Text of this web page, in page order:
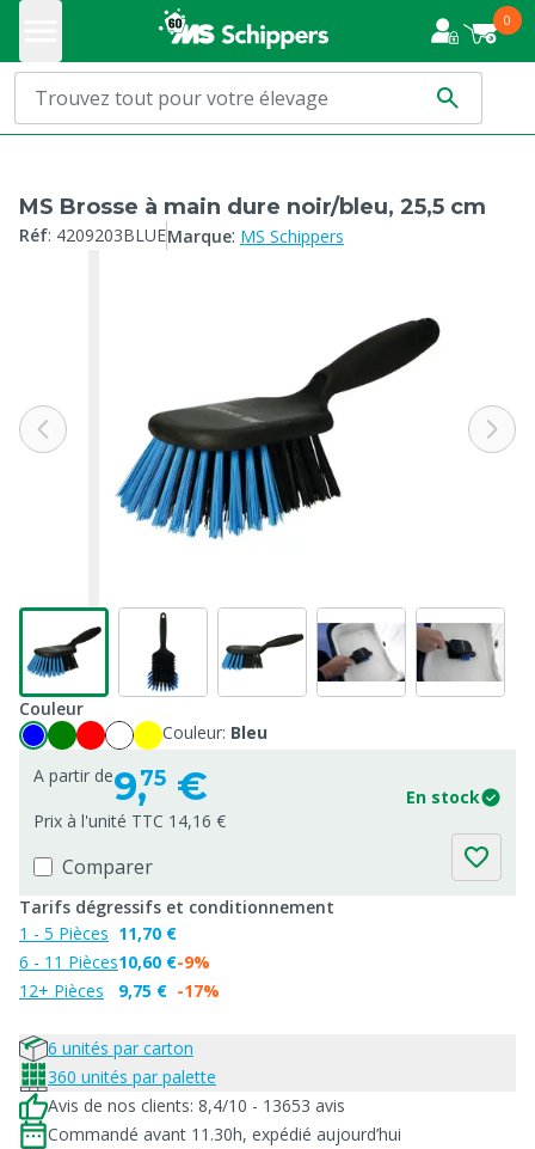
0
MS Brosse à main dure noir/bleu, 25,5 cm
Réf: 4209203BLUEMarque: MS Schippers
Couleur
Couleur: Bleu
A partir de9,75 €
En stock
Prix à l'unité TTC 14,16 €
Comparer
Tarifs dégressifs et conditionnement
1 - 5 Pièces
6 - 11 Pièces
12+ Pièces
11,70 €
10,60 €
9,75 €
-9%
-17%
6 unités par carton
360 unités par palette
Avis de nos clients: 8,4/10 - 13653 avis
Commandé avant 11.30h, expédié aujourd’hui